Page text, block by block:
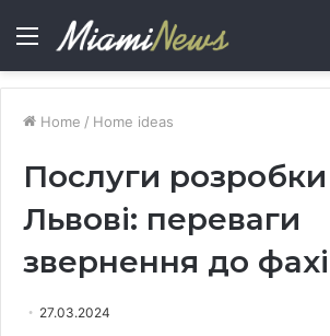
Menu
Home / Home ideas
Послуги розробки
Львові: переваги
звернення до
27.03.2024